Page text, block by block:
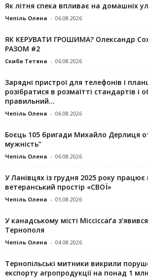
Як літня спека впливає на домашніх
Чепіль Олена - 06.08.2026
ЯК КЕРУВАТИ ГРОШИМА? Олександр
РАЗОМ #2
Скиба Тетяна - 06.08.2026
Зарядні пристрої для телефонів і
розібратися в розмаїтті стандартів і
правильний...
Чепіль Олена - 06.08.2026
Боєць 105 бригади Михайло Дерлиця
мужність”
Чепіль Олена - 06.08.2026
У Ланівцях із грудня 2025 року
ветеранський простір «СВОЇ»
Чепіль Олена - 05.08.2026
У канадському місті Міссіссаґа
Тернополя
Чепіль Олена - 04.08.2026
Тернопільські митники викрили
експорту агропродукції на понад 1